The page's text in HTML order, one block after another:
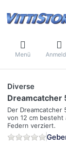
Menü
Diverse
Dreamcatcher
Der Dreamcatcher
von 12 cm besteht
Federn verziert.